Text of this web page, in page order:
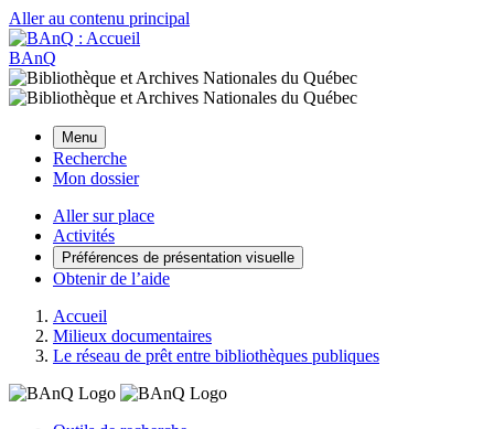
Aller au contenu principal
BAnQ
Menu
Recherche
Mon dossier
Aller sur place
Activités
Préférences de présentation visuelle
Obtenir de l’aide
Accueil
Milieux documentaires
Le réseau de prêt entre bibliothèques publiques